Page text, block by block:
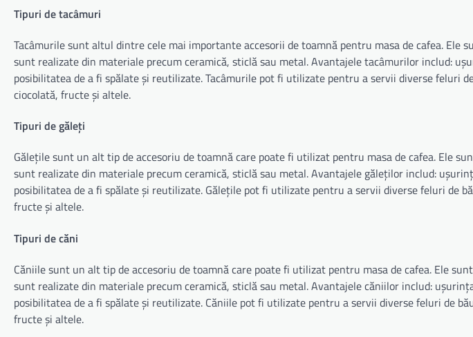
Tipuri de tacâmuri
Tacâmurile sunt altul dintre cele mai importante accesorii de toamnă pentru masa de cafea. Ele
sunt realizate din materiale precum ceramică, sticlă sau metal. Avantajele tacâmurilor includ:
posibilitatea de a fi spălate și reutilizate. Tacâmurile pot fi utilizate pentru a servii diverse feluri
ciocolată, fructe și altele.
Tipuri de găleți
Gălețile sunt un alt tip de accesoriu de toamnă care poate fi utilizat pentru masa de cafea. Ele
sunt realizate din materiale precum ceramică, sticlă sau metal. Avantajele găleților includ:
posibilitatea de a fi spălate și reutilizate. Gălețile pot fi utilizate pentru a servii diverse feluri de
fructe și altele.
Tipuri de căni
Căniile sunt un alt tip de accesoriu de toamnă care poate fi utilizat pentru masa de cafea. Ele
sunt realizate din materiale precum ceramică, sticlă sau metal. Avantajele căniilor includ:
posibilitatea de a fi spălate și reutilizate. Căniile pot fi utilizate pentru a servii diverse feluri de
fructe și altele.